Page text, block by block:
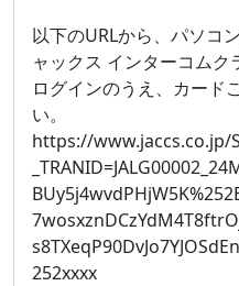
以下のURLから、パソコ
ャックス インターコムク
ログインのうえ、カード
い。
https://www.jaccs.co.jp/
252xxxx